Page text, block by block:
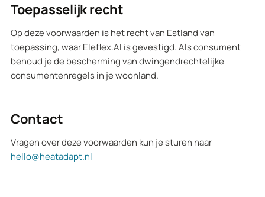
Toepasselijk recht
Op deze voorwaarden is het recht van Estland van
toepassing, waar Eleflex.AI is gevestigd. Als consument
behoud je de bescherming van dwingendrechtelijke
consumentenregels in je woonland.
Contact
Vragen over deze voorwaarden kun je sturen naar
hello@heatadapt.nl